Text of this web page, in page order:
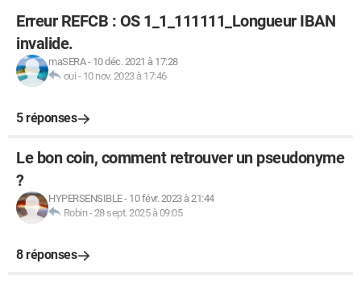
Erreur REFCB : OS 1_1_111111_Longueur IBAN
invalide.
maSERA- 10 déc. 2021 à 17:28
oui - 10 nov. 2023 à 17:46
5 réponses
Le bon coin, comment retrouver un pseudonyme
?
HYPERSENSIBLE- 10 févr. 2023 à 21:44
Robin-28 sept. 2025 à 09:05
8 réponses